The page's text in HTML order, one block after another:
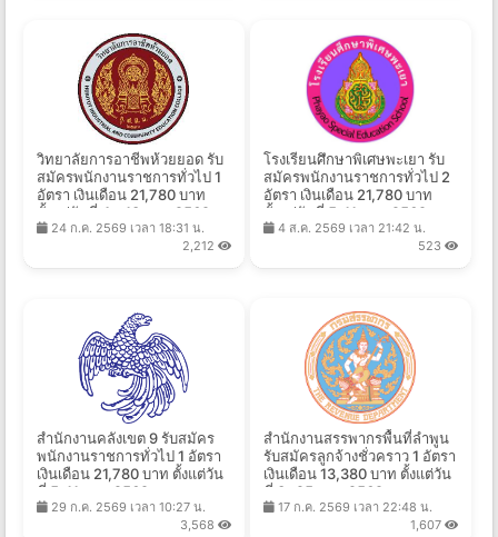
วิทยาลัยการอาชีพห้วยยอด รับ
สมัครพนักงานราชการทั่วไป 1
อัตรา เงินเดือน 21,780 บาท
ตั้งแต่วันที่ 4 - 13 ส.ค. 2569
24 ก.ค. 2569 เวลา 18:31 น.
2,212
โรงเรียนศึกษาพิเศษพะเยา รับ
สมัครพนักงานราชการทั่วไป 2
อัตรา เงินเดือน 21,780 บาท
ตั้งแต่วันที่ 5-11 ส.ค. 2569
4 ส.ค. 2569 เวลา 21:42 น.
523
สำนักงานคลังเขต 9 รับสมัคร
พนักงานราชการทั่วไป 1 อัตรา
เงินเดือน 21,780 บาท ตั้งแต่วัน
ที่ 5-11 ส.ค. 2569
29 ก.ค. 2569 เวลา 10:27 น.
3,568
สำนักงานสรรพากรพื้นที่ลำพูน
รับสมัครลูกจ้างชั่วคราว 1 อัตรา
เงินเดือน 13,380 บาท ตั้งแต่วัน
ที่ 3 -25 ส.ค. 2569
17 ก.ค. 2569 เวลา 22:48 น.
1,607